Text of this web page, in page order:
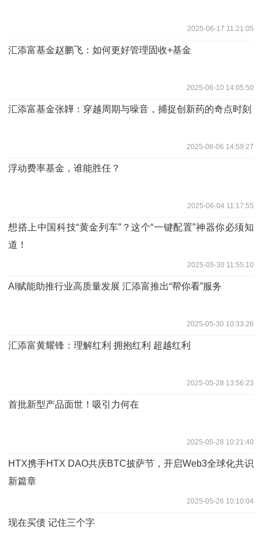
2025-06-17 11:21:05
汇添富基金赵鹏飞：如何更好管理固收+基金
2025-06-10 14:05:50
汇添富基金张韡：穿越周期与噪音，捕捉创新药的奇点时刻
2025-06-06 14:59:27
浮动费率基金，谁能胜任？
2025-06-04 11:17:55
想搭上中国科技“黄金列车”？这个“一键配置”神器你必须知
道！
2025-05-30 11:55:10
AI赋能助推行业高质量发展 汇添富推出“帮你看”服务
2025-05-30 10:33:26
汇添富黄耀锋：理解红利 拥抱红利 超越红利
2025-05-28 13:56:23
首批新型产品面世！吸引力何在
2025-05-28 10:21:40
HTX携手HTX DAO共庆BTC披萨节，开启Web3全球化共识
新篇章
2025-05-26 10:10:04
现在买债 记住三个字